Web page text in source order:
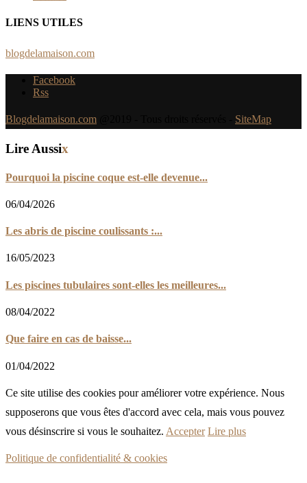
LIENS UTILES
blogdelamaison.com
Facebook
Rss
Blogdelamaison.com SiteMap
Lire Aussix
Pourquoi la piscine coque est-elle devenue...
06/04/2026
Les abris de piscine coulissants :...
16/05/2023
Les piscines tubulaires sont-elles les meilleures...
08/04/2022
Que faire en cas de baisse...
01/04/2022
Ce site utilise des cookies pour améliorer votre expérience. Nous
supposerons que vous êtes d'accord avec cela, mais vous pouvez
vous désinscrire si vous le souhaitez. Accepter Lire plus
Politique de confidentialité & cookies